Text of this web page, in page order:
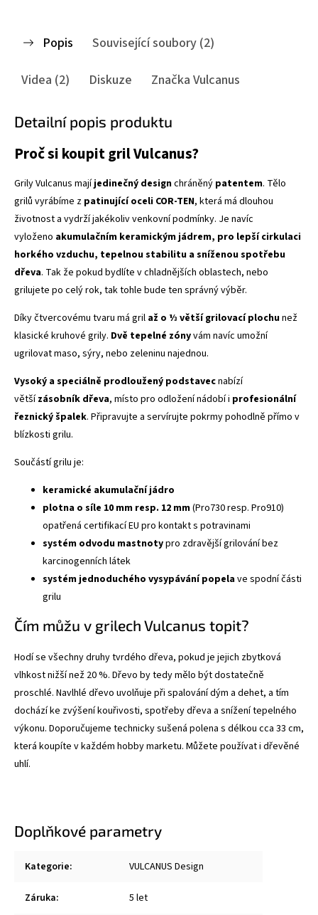
Popis
Související soubory (2)
Videa (2)
Diskuze ZnačkaVulcanus
Detailní popis produktu
Proč si koupit gril Vulcanus?
Grily Vulcanus mají jedinečný designchráněný patentem. Tělo
grilů vyrábíme z patinující oceli COR-TEN, která má dlouhou
životnost a vydrží jakékoliv venkovní podmínky. Je navíc
vyloženo akumulačním keramickým jádrem, pro lepší cirkulaci
horkého vzduchu, tepelnou stabilitu a sníženou spotřebu
dřeva. Tak že pokud bydlíte v chladnějších oblastech, nebo
grilujete po celý rok, tak tohle bude ten správný výběr.
Díky čtvercovému tvaru má gril až o ⅓ větší grilovací plochunež
klasické kruhové grily. Dvě tepelné zónyvám navíc umožní
ugrilovat maso, sýry, nebo zeleninu najednou.
Vysoký a speciálně prodloužený podstavecnabízí
větší zásobník dřeva, místo pro odložení nádobí i profesionální
řeznický špalek. Připravujte a servírujte pokrmy pohodlně přímo v
blízkosti grilu.
Součástí grilu je:
keramické akumulační jádro
plotna o síle 10 mm resp. 12 mm(Pro730 resp. Pro910)
opatřená certifikací EU pro kontakt s potravinami
systém odvodu mastnotypro zdravější grilování bez
karcinogenních látek
systém jednoduchého vysypávání popelave spodní části
grilu
Čím můžu v grilech Vulcanus topit?
Hodí se všechny druhy tvrdého dřeva, pokud je jejich zbytková
vlhkost nižší než 20 %. Dřevo by tedy mělo být dostatečně
proschlé. Navlhlé dřevo uvolňuje při spalování dým a dehet, a tím
dochází ke zvýšení kouřivosti, spotřeby dřeva a snížení tepelného
výkonu. Doporučujeme technicky sušená polena s délkou cca 33 cm,
která koupíte v každém hobby marketu. Můžete používat i dřevěné
uhlí.
Doplňkové parametry
Kategorie: VULCANUS Design
Záruka: 5 let